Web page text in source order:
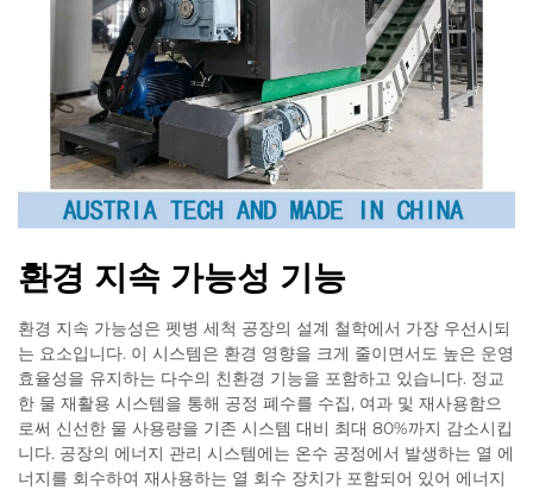
환경 지속 가능성 기능
환경 지속 가능성은 펫병 세척 공장의 설계 철학에서 가장 우선시되
는 요소입니다. 이 시스템은 환경 영향을 크게 줄이면서도 높은 운영
효율성을 유지하는 다수의 친환경 기능을 포함하고 있습니다. 정교
한 물 재활용 시스템을 통해 공정 폐수를 수집, 여과 및 재사용함으
로써 신선한 물 사용량을 기존 시스템 대비 최대 80%까지 감소시킵
니다. 공장의 에너지 관리 시스템에는 온수 공정에서 발생하는 열 에
너지를 회수하여 재사용하는 열 회수 장치가 포함되어 있어 에너지